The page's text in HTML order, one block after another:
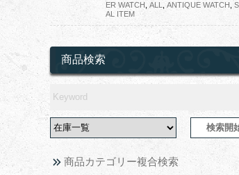
ER WATCH
ALL ANTIQUE WATCH
AL ITEM
商品検索
商品カテゴリー複合検索